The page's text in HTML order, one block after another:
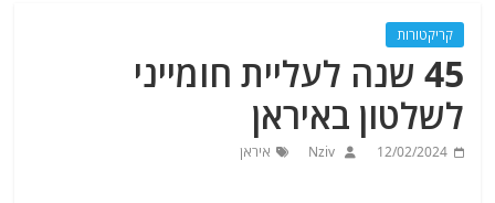
קריקטורות
45 שנה לעליית חומייני
לשלטון באיראן
12/02/2024
Nziv איראן